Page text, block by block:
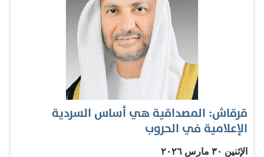
البحرية ليست سوى أضغاث أحلام.. ومن يريد التعايش مع
محيطه العربي عليه أن يدرك أن الثقة مفقودة، واستعادتها لا
تتم بالشعارات، بل بلغة مسؤولة، وصون السيادة، والالتزام
الحقيقي بمبادئ حسن الجوار".
قرقاش: المصداقية هي أساس السردية
الإعلامية في الحروب
الإثنين ٣٠ مارس ٢٠٢٦